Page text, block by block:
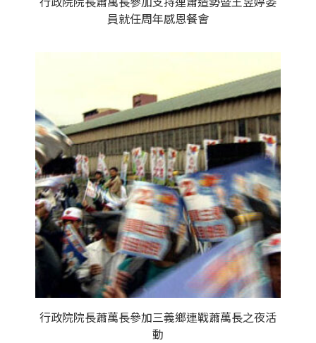
員就任周年感恩餐會
行政院院長蕭萬長參加三義鄉連戰蕭萬長之夜活
動